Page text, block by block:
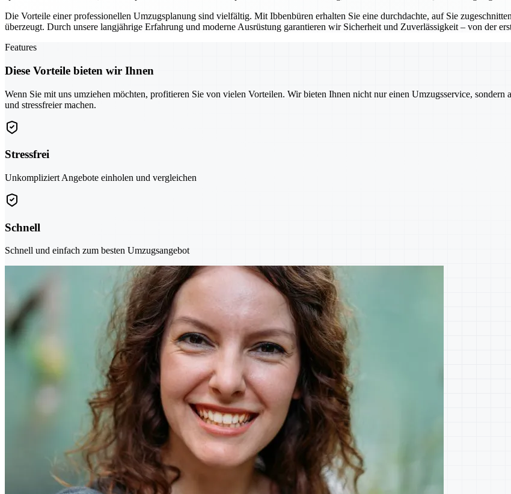
Die Vorteile einer professionellen Umzugsplanung sind vielfältig. Mit Ibbenbüren erhalten Sie eine durchdachte, auf Sie
überzeugt. Durch unsere langjährige Erfahrung und moderne Ausrüstung garantieren wir Sicherheit und Zuverlässigkeit – von der
Features
Diese Vorteile bieten wir Ihnen
Wenn Sie mit uns umziehen möchten, profitieren Sie von vielen Vorteilen. Wir bieten Ihnen nicht nur einen Umzugsservice,
und stressfreier machen.
Stressfrei
Unkompliziert Angebote einholen und vergleichen
Schnell
Schnell und einfach zum besten Umzugsangebot